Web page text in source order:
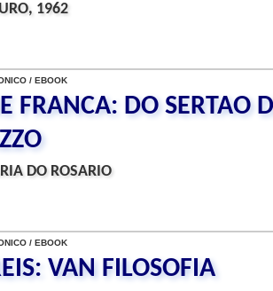
1962
/ EBOOK
FRANCA: DO SERTAO
DO ROSARIO
/ EBOOK
VAN FILOSOFIA